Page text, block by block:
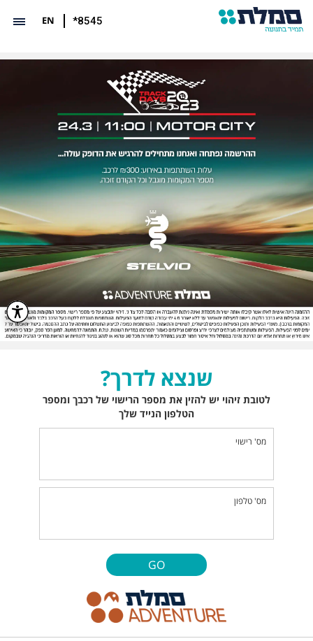
*8545
EN
שנצא לדרך?
לטובת זיהוי יש להזין את מספר הרישוי של רכבך ומספר
הטלפון הנייד שלך
מס' רישוי
מס' טלפון
GO